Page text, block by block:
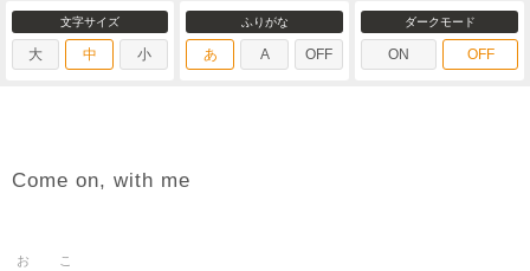
文字サイズ
大 中 小
ふりがな
あ A OFF
ダークモード
ON OFF
Come on, with me
お こ